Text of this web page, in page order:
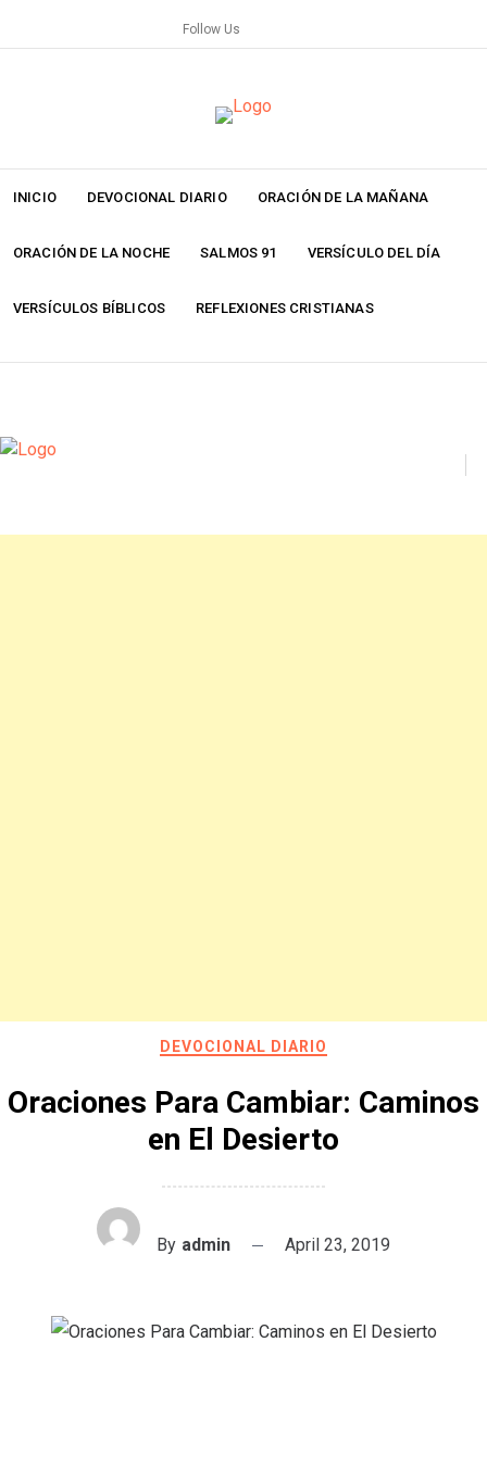
Follow Us
INICIO DEVOCIONAL DIARIO ORACIÓN DE LA MAÑANA
ORACIÓN DE LA NOCHE SALMOS 91 VERSÍCULO DEL DÍA
VERSÍCULOS BÍBLICOS REFLEXIONES CRISTIANAS
DEVOCIONAL DIARIO
Oraciones Para Cambiar: Caminos
en El Desierto
By admin April 23, 2019